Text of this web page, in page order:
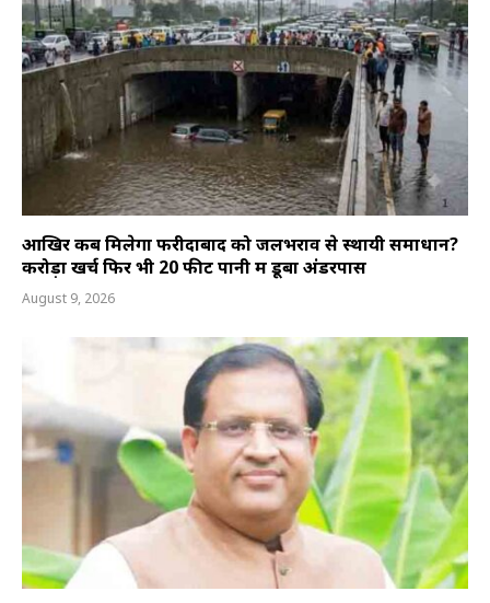
आखिर कब मिलेगा फरीदाबाद को जलभराव से स्थायी समाधान?
करोड़ों खर्च फिर भी 20 फीट पानी में डूबा अंडरपास
August 9, 2026